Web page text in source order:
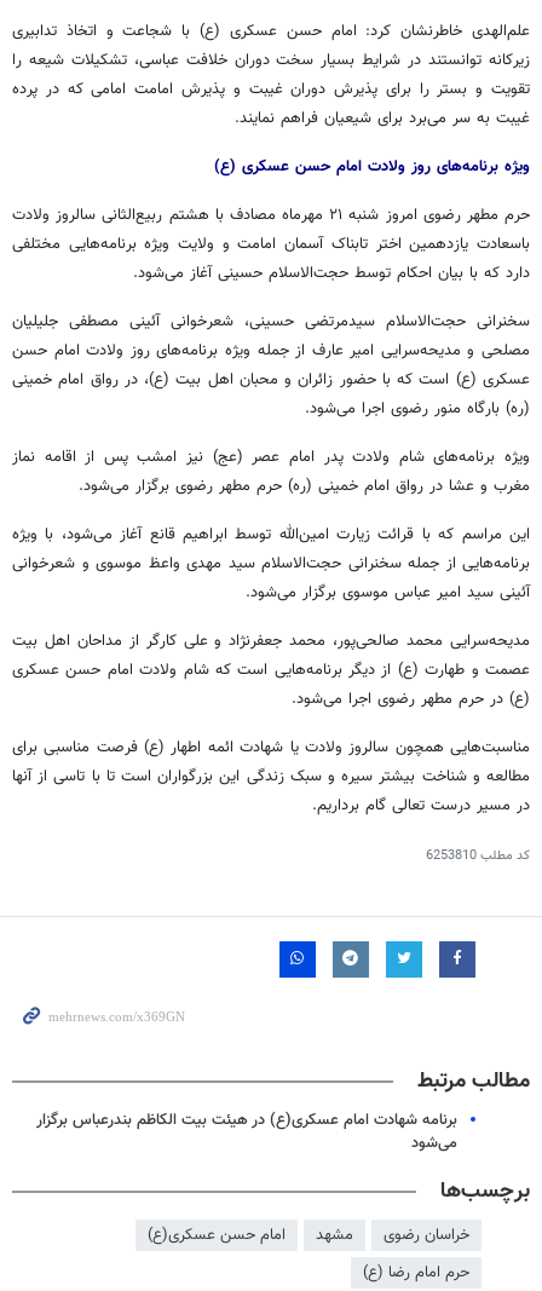
علم‌الهدی خاطرنشان کرد: امام حسن عسکری (ع)با شجاعت و اتخاذ تدابیری
زیرکانه توانستند در شرایط بسیار سخت دوران خلافت عباسی، تشکیلات شیعه را
تقویت و بستر را برای پذیرش دوران غیبت و پذیرش امامت امامی که در پرده
غیبت به سر می‌برد برای شیعیان فراهم نمایند.
ویژه برنامه‌های روز ولادت امام حسن عسکری (ع)
حرم مطهر رضوی امروز شنبه ۲۱ مهرماه مصادف با هشتم ربیع‌الثانی سالروز ولادت
باسعادت یازدهمین اختر تابناک آسمان امامت و ولایت ویژه برنامه‌هایی مختلفی
دارد که با بیان احکام توسط حجت‌الاسلام حسینی آغاز می‌شود.
سخنرانی حجت‌الاسلام سیدمرتضی حسینی، شعرخوانی آئینی مصطفی جلیلیان
مصلحی و مدیحه‌سرایی امیر عارف از جمله ویژه برنامه‌های روز ولادت امام حسن
عسکری (ع) است که با حضور زائران و محبان اهل بیت (ع)، در رواق امام خمینی
(ره) بارگاه منور رضوی اجرا می‌شود.
ویژه برنامه‌های شام ولادت پدر امام عصر (عج) نیز امشب پس از اقامه نماز
مغرب و عشا در رواق امام خمینی (ره) حرم مطهر رضوی برگزار می‌شود.
این مراسم که با قرائت زیارت امین‌الله توسط ابراهیم قانع آغاز می‌شود، با ویژه
برنامه‌هایی از جمله سخنرانی حجت‌الاسلام سید مهدی واعظ موسوی و شعرخوانی
آئینی سید امیر عباس موسوی برگزار می‌شود.
مدیحه‌سرایی محمد صالحی‌پور، محمد جعفرنژاد و علی کارگر از مداحان اهل بیت
عصمت و طهارت (ع) از دیگر برنامه‌هایی است که شام ولادت امام حسن عسکری
(ع) در حرم مطهر رضوی اجرا می‌شود.
مناسبت‌هایی همچون سالروز ولادت یا شهادت ائمه اطهار (ع)فرصت مناسبی برای
مطالعه و شناخت بیشتر سیره و سبک زندگی این بزرگواران است تا با تاسی از آنها
در مسیر درست تعالی گام برداریم.
کد مطلب6253810
مطالب مرتبط
برنامه شهادت امام عسکری(ع) در هیئت بیت الکاظم بندرعباس برگزار
می‌شود
برچسب‌ها
خراسان رضوی مشهد
امام حسن عسکری(ع)
حرم امام رضا (ع)